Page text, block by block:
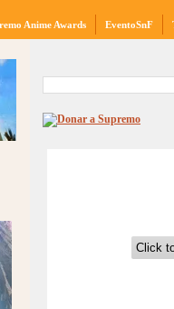
Anime Awards EventoSnF